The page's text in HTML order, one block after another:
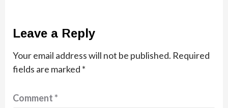
Leave a Reply
Your email address will not be published. Required
fields are marked *
Comment*